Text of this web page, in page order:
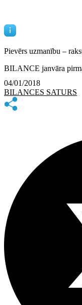
Pievērs uzmanību –
BILANCE janvāra
04/01/2018
BILANCES SATURS